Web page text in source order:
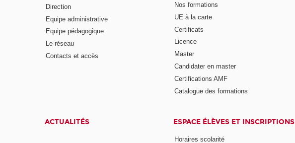
Direction
Equipe administrative
Equipe pédagogique
Le réseau
Contacts et accès
Nos formations
UE à la carte
Certificats
Licence
Master
Candidater en master
Certifications AMF
Catalogue des formations
ACTUALITÉS ESPACE ÉLÈVES ET INSCRIPTIONS
Horaires scolarité